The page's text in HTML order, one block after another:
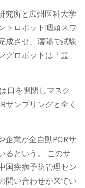
究所と広州医科大学
トロボット咽頭スワ
成させ、瀋陽で試験
グロボットは「霊
口を開閉しマスク
サンプリングと全く
企業が全自動PCRサ
るという。 このサ
国疾病予防管理セン
問い合わせが来てい